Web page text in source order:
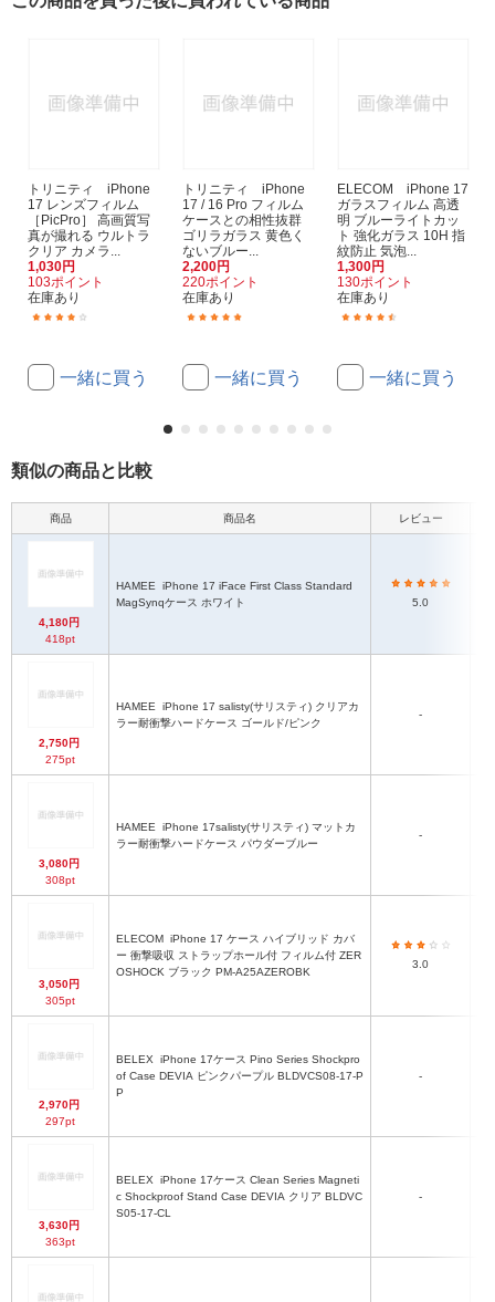
トリニティ iPhone
17 レンズフィルム
［PicPro］ 高画質写
真が撮れる ウルトラ
クリア カメラ...
1,030円
103ポイント
在庫あり
一緒に買う
トリニティ iPhone
17 / 16 Pro フィルム
ケースとの相性抜群
ゴリラガラス 黄色く
ないブルー...
2,200円
220ポイント
在庫あり
一緒に買う
ELECOM iPhone 17
ガラスフィルム 高透
明 ブルーライトカッ
ト 強化ガラス 10H 指
紋防止 気泡...
1,300円
130ポイント
在庫あり
一緒に買う
類似の商品と比較
商品 商品名 レビュー
4,180円
418pt
HAMEE
MagSynqケース ホワイト
5.0
2,750円
275pt
HAMEE
ラー耐衝撃ハードケース ゴールド/ピンク
-
3,080円
308pt
HAMEE
ラー耐衝撃ハードケース パウダーブルー
-
3,050円
305pt
ELECOM
ー 衝撃吸収 ストラップホール付 フィルム付 ZER
OSHOCK ブラック PM-A25AZEROBK
3.0
2,970円
297pt
BELEX
of Case DEVIA ピンクパープル BLDVCS08-17-P
P
-
3,630円
363pt
BELEX
c Shockproof Stand Case DEVIA クリア BLDVC
S05-17-CL
-